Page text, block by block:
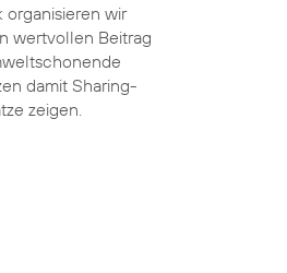
wir
wertvollen Beitrag
damit Sharing-
zeigen.